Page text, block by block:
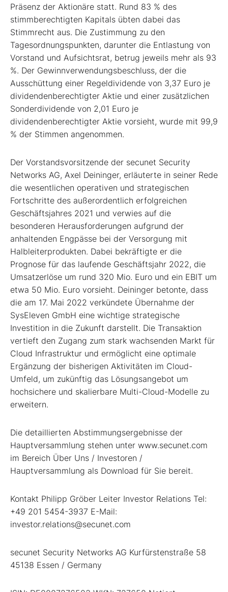
Präsenz der Aktionäre statt. Rund 83 % des
stimmberechtigten Kapitals übten dabei das
Stimmrecht aus. Die Zustimmung zu den
Tagesordnungspunkten, darunter die Entlastung von
Vorstand und Aufsichtsrat, betrug jeweils mehr als 93
%. Der Gewinnverwendungsbeschluss, der die
Ausschüttung einer Regeldividende von 3,37 Euro je
dividendenberechtigter Aktie und einer zusätzlichen
Sonderdividende von 2,01 Euro je
dividendenberechtigter Aktie vorsieht, wurde mit 99,9
% der Stimmen angenommen.
Der Vorstandsvorsitzende der secunet Security
Networks AG, Axel Deininger, erläuterte in seiner Rede
die wesentlichen operativen und strategischen
Fortschritte des außerordentlich erfolgreichen
Geschäftsjahres 2021 und verwies auf die
besonderen Herausforderungen aufgrund der
anhaltenden Engpässe bei der Versorgung mit
Halbleiterprodukten. Dabei bekräftigte er die
Prognose für das laufende Geschäftsjahr 2022, die
Umsatzerlöse um rund 320 Mio. Euro und ein EBIT um
etwa 50 Mio. Euro vorsieht. Deininger betonte, dass
die am 17. Mai 2022 verkündete Übernahme der
SysEleven GmbH eine wichtige strategische
Investition in die Zukunft darstellt. Die Transaktion
vertieft den Zugang zum stark wachsenden Markt für
Cloud Infrastruktur und ermöglicht eine optimale
Ergänzung der bisherigen Aktivitäten im Cloud-
Umfeld, um zukünftig das Lösungsangebot um
hochsichere und skalierbare Multi-Cloud-Modelle zu
erweitern.
Die detaillierten Abstimmungsergebnisse der
Hauptversammlung stehen unter www.secunet.com
im Bereich Über Uns / Investoren /
Hauptversammlung als Download für Sie bereit.
Kontakt Philipp Gröber Leiter Investor Relations Tel:
+49 201 5454-3937 E-Mail:
investor.relations@secunet.com
secunet Security Networks AG Kurfürstenstraße 58
45138 Essen / Germany